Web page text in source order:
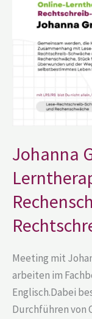
Johanna
Meeting mit
arbeiten im
Englisch.Dabei
Durchführen von
Online-
Lerntherapie
bei
und
Lese-
Schwäche